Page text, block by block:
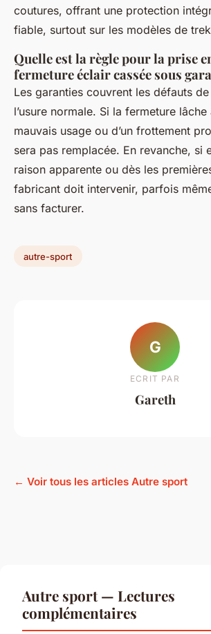
coutures, offrant une protection
fiable, surtout sur les modèles de
Quelle est la règle pour la prise
fermeture éclair cassée sous
Les garanties couvrent les défauts
l’usure normale. Si la fermeture lâche
mauvais usage ou d’un frottement
sera pas remplacée. En revanche, si
raison apparente ou dès les
fabricant doit intervenir, parfois
sans facturer.
autre-sport
G
ECRIT PAR
Gareth
← Voir tous les articles Autre sport
Autre sport — Lectures
complémentaires